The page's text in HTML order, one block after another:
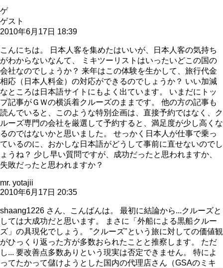
ゲ
ゲスト
2010年6月17日 18:39
こんにちは。 日本人客を集めたはいいが、日本人客の気持ち
がわからないなんて、 ミキツーリストはいったいどこの国の
会社なのでしょうか？ 来年はこの体験を生かして、旅行代金
相応（日本人料金）の対応ができるのでしょうか？ いい加減
なところは日本語サイトにもよく出ています。 いまだにトッ
プ記事がＧＷの横浜着クルーズのままです。 他の方の記事も
読んでいると、このような特別企画は、直接予約ではなく、ク
ルーズ専門の会社を厳選して予約すると、満足度が少し高くな
るのではないかと思いました。 せっかく日本人が仕事で乗っ
ているのに、おかしな日本語がどうして事前に直せないのでし
ょうね？ 少し早い質問ですが、成功だったと思われますか、
失敗だったと思われますか？
mr. yotajii
2010年6月17日 20:35
shaang1226 さん、こんばんは。 最初に結論から...クルーズと
しては大成功だと思います。 まさに「外船による黒船クルー
ズ」の具現化でしょう。 "クルーズ"という旅に対しての価値観
がひっくり返った方が多数おられたことと推察します。 ただ
し... 要改善点多数ありという現実は否定できません。 特によ
ってたかって儲けようとした国内の代理店さん（GSAのミキ